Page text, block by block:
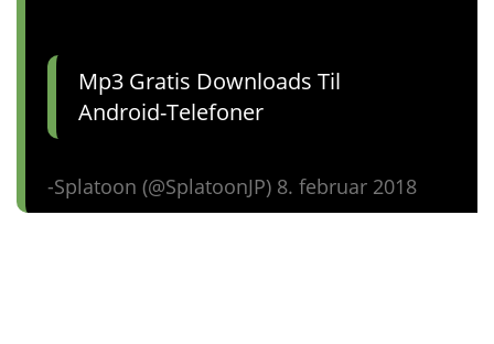
Mp3 Gratis Downloads Til
Android-Telefoner
-Splatoon (@SplatoonJP) 8. februar 2018